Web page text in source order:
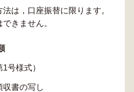
は，口座振替に限ります。
きません。
号様式）
収書の写し